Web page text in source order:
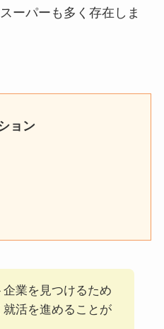
ーパーも多く存在 しま
ョン
業を見つけるため
就活を進めることが